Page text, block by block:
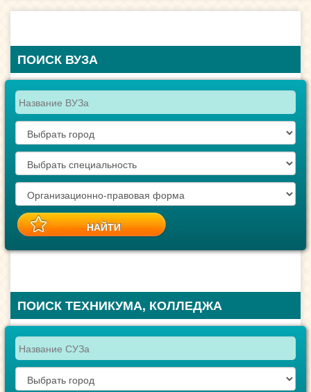
ПОИСК ВУЗА
ПОИСК ТЕХНИКУМА, КОЛЛЕДЖА